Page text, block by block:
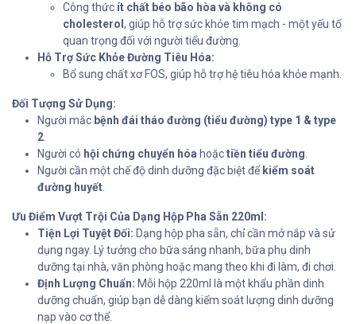
Công thức ít chất béo bão hòa và không có
cholesterol , giúp hỗ trợ sức khỏe tim mạch - một yếu tố
quan trọng đối với người tiểu đường.
Hỗ Trợ Sức Khỏe Đường Tiêu Hóa:
Bổ sung chất xơ FOS, giúp hỗ trợ hệ tiêu hóa khỏe mạnh.
Đối Tượng Sử Dụng:
Người mắc bệnh đái tháo đường (tiểu đường) type 1 & type
2
Người có hội chứng chuyển hóa hoặctiền tiểu đường
Người cần một chế độ dinh dưỡng đặc biệt để kiểm soát
đường huyết
Ưu Điểm Vượt Trội Của Dạng Hộp Pha Sẵn 220ml:
Tiện Lợi Tuyệt Đối: Dạng hộp pha sẵn, chỉ cần mở nắp và sử
dụng ngay. Lý tưởng cho bữa sáng nhanh, bữa phụ dinh
dưỡng tại nhà, văn phòng hoặc mang theo khi đi làm, đi chơi.
Định Lượng Chuẩn: Mỗi hộp 220ml là một khẩu phần dinh
dưỡng chuẩn, giúp bạn dễ dàng kiểm soát lượng dinh dưỡng
nạp vào cơ thể.